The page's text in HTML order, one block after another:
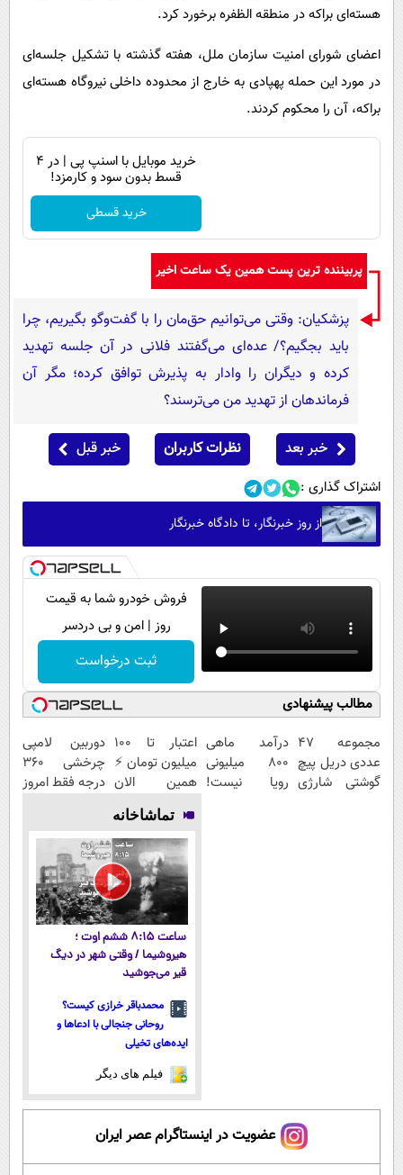
هسته‌ای براکه در منطقه الظفره برخورد کرد.
اعضای شورای امنیت سازمان ملل، هفته گذشته با تشکیل جلسه‌ای
در مورد این حمله پهپادی به خارج از محدوده داخلی نیروگاه هسته‌ای
براکه، آن را محکوم کردند.
خرید موبایل با اسنپ پی | در ۴
قسط بدون سود و کارمزد!
خرید قسطی
پربیننده ترین پست همین یک ساعت اخیر
پزشکیان: وقتی می‌توانیم حق‌مان را با گفت‌وگو بگیریم، چرا
باید بجگیم؟/ عده‌ای می‌گفتند فلانی در آن جلسه تهدید
کرده و دیگران را وادار به پذیرش توافق کرده؛ مگر آن
فرماندهان از تهدید من می‌ترسند؟
خبر بعد نظرات کاربران خبر قبل
اشتراک گذاری :
از روز خبرنگار، تا دادگاه خبرنگار
فروش خودرو شما به قیمت
روز | امن و بی دردسر
ثبت درخواست
مطالب پیشنهادی
مجموعه 47
عددی دریل پیچ
گوشتی شارژی
درآمد ماهی
800 میلیونی
رویا نیست!
اعتبار تا ۱۰۰
میلیون تومان ⚡
همین الان
درخواست اعتبار
بده ✅
دوربین لامپی
چرخشی 360
درجه فقط امروز
منزل
تماشاخانه
ساعت ۸:۱۵ ششم اوت ؛
هیروشیما / وقتی شهر در دیگ
قیر می‌جوشید
محمدباقر خرازی کیست؟
روحانی جنجالی با ادعاها و
ایده‌های تخیلی
فیلم های دیگر
عضویت در اینستاگرام عصر ایران